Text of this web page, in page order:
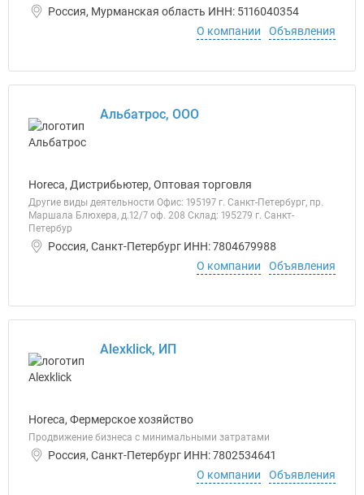
Россия, Мурманская область ИНН: 5116040354
О компании
Объявления
Альбатрос, ООО
Horeca, Дистрибьютер, Оптовая торговля
Другие виды деятельности Офис: 195197 г. Санкт-Петербург, пр.
Маршала Блюхера, д.12/7 оф. 208 Склад: 195279 г. Санкт-
Петербур
Россия, Санкт-Петербург ИНН: 7804679988
О компании
Объявления
Alexklick, ИП
Horeca, Фермерское хозяйство
Продвижение бизнеса с минимальными затратами
Россия, Санкт-Петербург ИНН: 7802534641
О компании
Объявления